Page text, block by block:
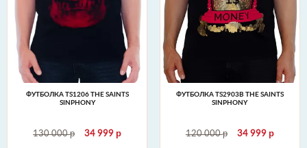
ФУТБОЛКА TS1206 THE SAINTS
SINPHONY
130 000р 34 999р
ФУТБОЛКА TS2903B THE SAINTS
SINPHONY
120 000р 34 999 р